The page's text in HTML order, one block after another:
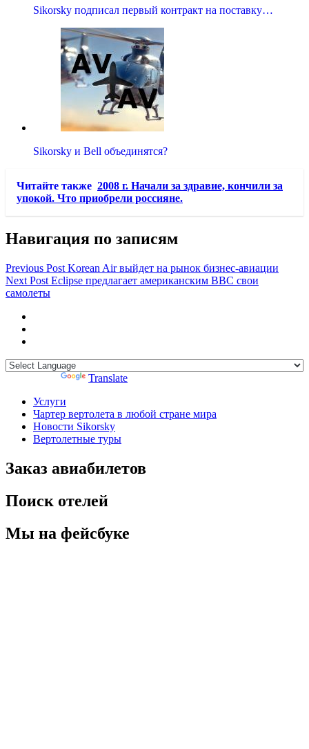
Sikorsky подписал первый контракт на поставку…
Sikorsky и Bell объединятся?
Читайте также 2008 г. Начали за здравие, кончили за
упокой. Что приобрели россияне.
Навигация по записям
Previous Post Korean Air выйдет на рынок бизнес-авиации
Next Post Eclipse предлагает американским ВВС свои
самолеты
Translate
Услуги
Чартер вертолета в любой стране мира
Новости Sikorsky
Вертолетные туры
Заказ авиабилетов
Поиск отелей
Мы на фейсбуке